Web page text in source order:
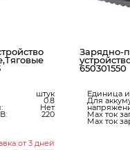
штук
0.8
Нет
220
от 3 дней
Зарядно-
650301550
Единица
Для
Max ток
Max ток